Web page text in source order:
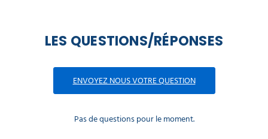
LES QUESTIONS/RÉPONSES
ENVOYEZ NOUS VOTRE QUESTION
Pas de questions pour le moment.